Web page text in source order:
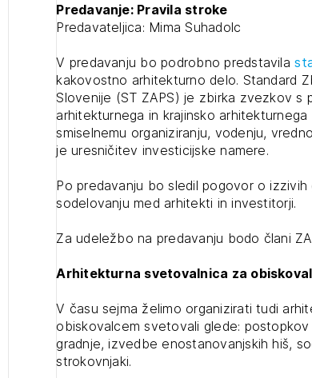
Izbrana vsebina je namenjena le ZAPS registriranim
potrebno prijaviti.
PRIJAVITE SE
se s svojim ZAPS uporabniškim imenom in
Predavanje: Pravila stroke
Predavateljica: Mima Suhadolc
V predavanju bo podrobno predstavila
kakovostno arhitekturno delo. Standard
Slovenije (ST ZAPS) je zbirka zvezkov s
arhitekturnega in krajinsko
smiselnemu organiziranju, vodenju,
je uresničitev investicijske namere.
Po predavanju bo sledil pogovor o
sodelovanju med arhitekti in investitorji.
Za udeležbo na predavanju bodo člani
Arhitekturna svetovalnica za
V času sejma želimo organizirati tudi
obiskovalcem svetovali glede:
gradnje, izvedbe enostanovanjskih hiš,
strokovnjaki.
na novičnik
na tekočem z novicami in se naročite na
svojo izbiro.
vam bomo pošiljali na vaš elektronski naslov.
Novičnik izobraževanj
Novičnik natečajev
Tedenski novičnik javnih naročil